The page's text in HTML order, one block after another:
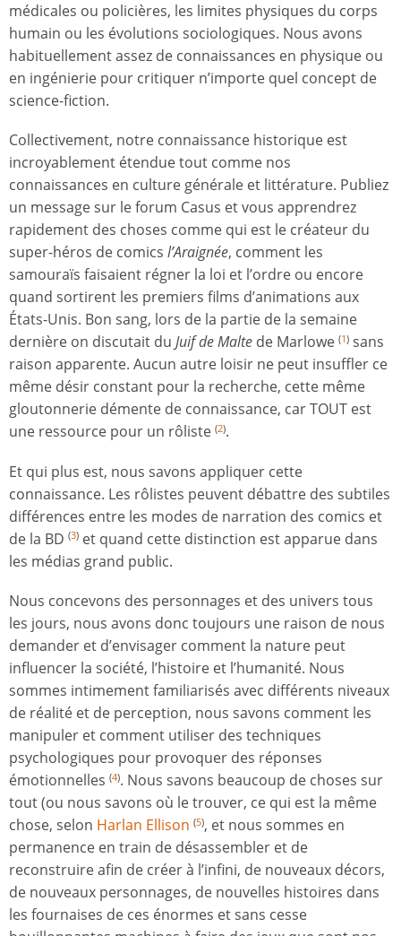
médicales ou policières, les limites physiques du corps
humain ou les évolutions sociologiques. Nous avons
habituellement assez de connaissances en physique ou
en ingénierie pour critiquer n’importe quel concept de
science-fiction.
Collectivement, notre connaissance historique est
incroyablement étendue tout comme nos
connaissances en culture générale et littérature. Publiez
un message sur le forum Casus et vous apprendrez
rapidement des choses comme qui est le créateur du
super-héros de comics l’Araignée, comment les
samouraïs faisaient régner la loi et l’ordre ou encore
quand sortirent les premiers films d’animations aux
États-Unis. Bon sang, lors de la partie de la semaine
dernière on discutait du Juif de Malte de Marlowe (1) sans
raison apparente. Aucun autre loisir ne peut insuffler ce
même désir constant pour la recherche, cette même
gloutonnerie démente de connaissance, car TOUT est
une ressource pour un rôliste (2).
Et qui plus est, nous savons appliquer cette
connaissance. Les rôlistes peuvent débattre des subtiles
différences entre les modes de narration des comics et
de la BD (3) et quand cette distinction est apparue dans
les médias grand public.
Nous concevons des personnages et des univers tous
les jours, nous avons donc toujours une raison de nous
demander et d’envisager comment la nature peut
influencer la société, l’histoire et l’humanité. Nous
sommes intimement familiarisés avec différents niveaux
de réalité et de perception, nous savons comment les
manipuler et comment utiliser des techniques
psychologiques pour provoquer des réponses
émotionnelles (4). Nous savons beaucoup de choses sur
tout (ou nous savons où le trouver, ce qui est la même
chose, selon Harlan Ellison (5), et nous sommes en
permanence en train de désassembler et de
reconstruire afin de créer à l’infini, de nouveaux décors,
de nouveaux personnages, de nouvelles histoires dans
les fournaises de ces énormes et sans cesse